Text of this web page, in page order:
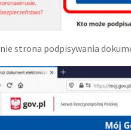
strona podpisywania